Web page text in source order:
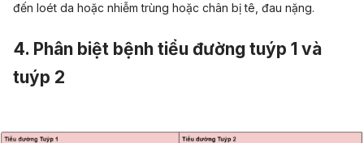
đến loét da hoặc nhiễm trùng hoặc chân bị tê, đau nặng.
4. Phân biệt bệnh tiểu đường tuýp 1 và
tuýp 2